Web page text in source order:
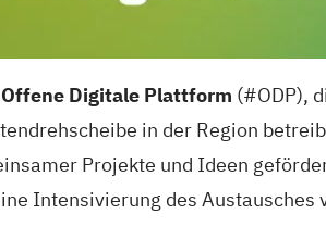
Offene Digitale Plattform (#ODP),
in der Region
Projekte und Ideen
Intensivierung des